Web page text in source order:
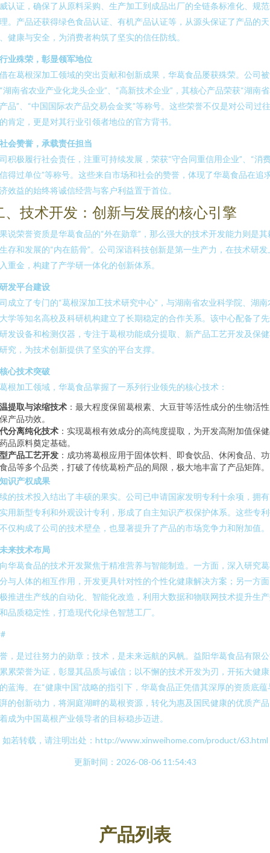
认证，确保了从原料采购、生产加工到成品出厂的全链条标准化、规
。产品还获得绿色食品认证、有机产品认证等，从源头保证了产品的天
健康与安全，为消费者构筑了坚实的信任防线。
业殊荣，彰显领军地位
在葛根深加工领域的突出贡献和创新成果，华葛食品屡获殊荣。公司
湖南省农业产业化龙头企业”、“高新技术企业”，其核心产品荣获“湖南
品”、“中国国际农产品交易会金奖”等称号。这些荣誉不仅是对公司过
肯定，更是对其行业引领者地位的官方背书。
会赞誉，承载责任担当
积极履行社会责任，注重可持续发展，荣获“守合同重信用企业”、“消
得过单位”等称号。这些来自市场和社会的赞誉，体现了华葛食品在追
效益的始终将诚信经营与客户利益置于首位。
、技术开发：创新与发展的核心引擎
说荣誉资质是华葛食品的“外在勋章”，那么强大的技术开发能力则是其
存和发展的“内在筋骨”。公司深谙科技创新是第一生产力，在技术研发
重金，构建了产学研一体化的创新体系。
发平台建设
成立了专门的“葛根深加工技术研究中心”，与湖南省农业科学院、湖南
学等知名高校及科研机构建立了长期稳定的合作关系。该中心配备了
发设备和检测仪器，专注于葛根功能成分提取、新产品工艺开发及保
究，为技术创新提供了坚实的平台支撑。
心技术突破
根加工领域，华葛食品掌握了一系列行业领先的核心技术：
提取与浓缩技术 ：最大程度保留葛根素、大豆苷等活性成分的生物活
产品功效。
分离纯化技术 ：实现葛根有效成分的高纯度提取，为开发高附加值保
品原料奠定基础。
产品工艺开发 ：成功将葛根应用于固体饮料、即食饮品、休闲食品、
品等多个品类，打破了传统葛粉产品的局限，极大地丰富了产品矩阵。
识产权成果
的技术投入结出了丰硕的果实。公司已申请国家发明专利十余项，拥
用新型专利和外观设计专利，形成了自主知识产权保护体系。这些专
仅构成了公司的技术壁垒，也显著提升了产品的市场竞争力和附加值。
来技术布局
华葛食品的技术开发聚焦于精准营养与智能制造。一方面，深入研究
与人体的相互作用，开发更具针对性的个性化健康解决方案；另一方
推进生产线的自动化、智能化改造，利用大数据和物联网技术提升生
品质稳定性，打造现代化绿色智慧工厂。
，是过往努力的勋章；技术，是未来远航的风帆。益阳华葛食品有限
累荣誉为证，彰显其品质与诚信；以不懈的技术开发为刃，开拓大健
蓝海。在“健康中国”战略的指引下，华葛食品正凭借其深厚的资质底蕴
的创新动力，将洞庭湖畔的葛根资源，转化为惠及国民健康的优质产
成为中国葛根产业领导者的目标稳步迈进。
如若转载，请注明出处：http://www.xinweihome.com/product/63.html
更新时间：2026-08-06 11:54:43
产品列表